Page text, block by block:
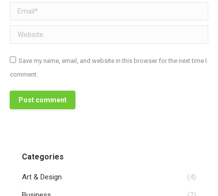
Email *
Website
Save my name, email, and website in this browser for the next time I
comment.
Post comment
Categories
Art & Design (4)